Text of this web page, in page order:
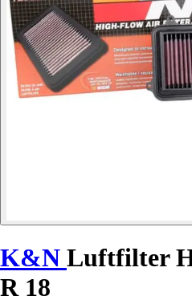
K&N Luftfilter
R 18